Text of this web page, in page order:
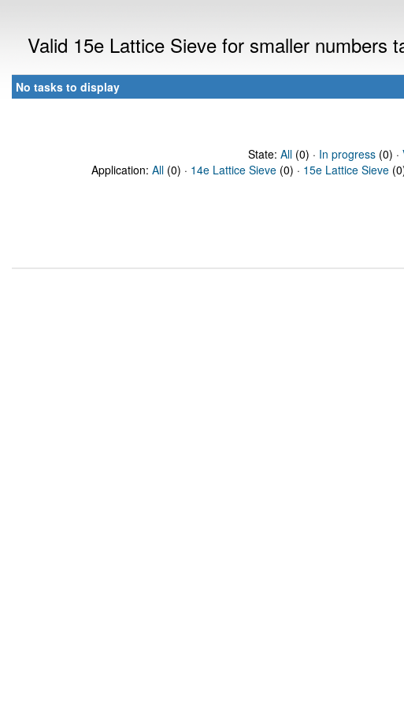
Valid 15e Lattice Sieve for smaller numbers
No tasks to display
State: All(0) · In progress(0) ·
Application: All (0) · 14e Lattice Sieve (0) · 15e Lattice Sieve